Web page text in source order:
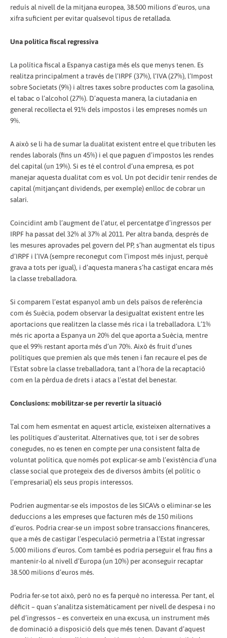
reduís al nivell de la mitjana europea, 38.500 milions d’euros, una
xifra suficient per evitar qualsevol tipus de retallada.
Una política fiscal regressiva
La política fiscal a Espanya castiga més els que menys tenen. Es
realitza principalment a través de l’IRPF (37%), l’IVA (27%), l’Impost
sobre Societats (9%) i altres taxes sobre productes com la gasolina,
el tabac o l’alcohol (27%). D’aquesta manera, la ciutadania en
general recol·lecta el 91% dels impostos i les empreses només un
9%.
A això se li ha de sumar la dualitat existent entre el que tributen les
rendes laborals (fins un 45%) i el que paguen d’impostos les rendes
del capital (un 19%). Si es té el control d’una empresa, es pot
manejar aquesta dualitat com es vol. Un pot decidir tenir rendes de
capital (mitjançant dividends, per exemple) enlloc de cobrar un
salari.
Coincidint amb l’augment de l’atur, el percentatge d’ingressos per
IRPF ha passat del 32% al 37% al 2011. Per altra banda, després de
les mesures aprovades pel govern del PP, s’han augmentat els tipus
d’IRPF i l’IVA (sempre reconegut com l’impost més injust, perquè
grava a tots per igual), i d’aquesta manera s’ha castigat encara més
la classe treballadora.
Si comparem l’estat espanyol amb un dels països de referència
com és Suècia, podem observar la desigualtat existent entre les
aportacions que realitzen la classe més rica i la treballadora. L’1%
més ric aporta a Espanya un 20% del que aporta a Suècia, mentre
que el 99% restant aporta més d’un 70%. Això és fruit d’unes
polítiques que premien als que més tenen i fan recaure el pes de
l’Estat sobre la classe treballadora, tant a l’hora de la recaptació
com en la pèrdua de drets i atacs a l’estat del benestar.
Conclusions: mobilitzar-se per revertir la situació
Tal com hem esmentat en aquest article, existeixen alternatives a
les polítiques d’austeritat. Alternatives que, tot i ser de sobres
conegudes, no es tenen en compte per una consistent falta de
voluntat política, que només pot explicar-se amb l’existència d’una
classe social que protegeix des de diversos àmbits (el polític o
l’empresarial) els seus propis interessos.
Podrien augmentar-se els impostos de les SICAVs o eliminar-se les
deduccions a les empreses que facturen més de 150 milions
d’euros. Podria crear-se un impost sobre transaccions financeres,
que a més de castigar l’especulació permetria a l’Estat ingressar
5.000 milions d’euros. Com també es podria perseguir el frau fins a
mantenir-lo al nivell d’Europa (un 10%) per aconseguir recaptar
38.500 milions d’euros més.
Podria fer-se tot això, però no es fa perquè no interessa. Per tant, el
dèficit – quan s’analitza sistemàticament per nivell de despesa i no
pel d’ingressos – es converteix en una excusa, un instrument més
de dominació a disposició dels que més tenen. Davant d’aquest